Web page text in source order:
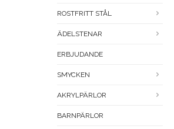
ROSTFRITT STÅL
ÄDELSTENAR
ERBJUDANDE
SMYCKEN
AKRYLPÄRLOR
BARNPÄRLOR